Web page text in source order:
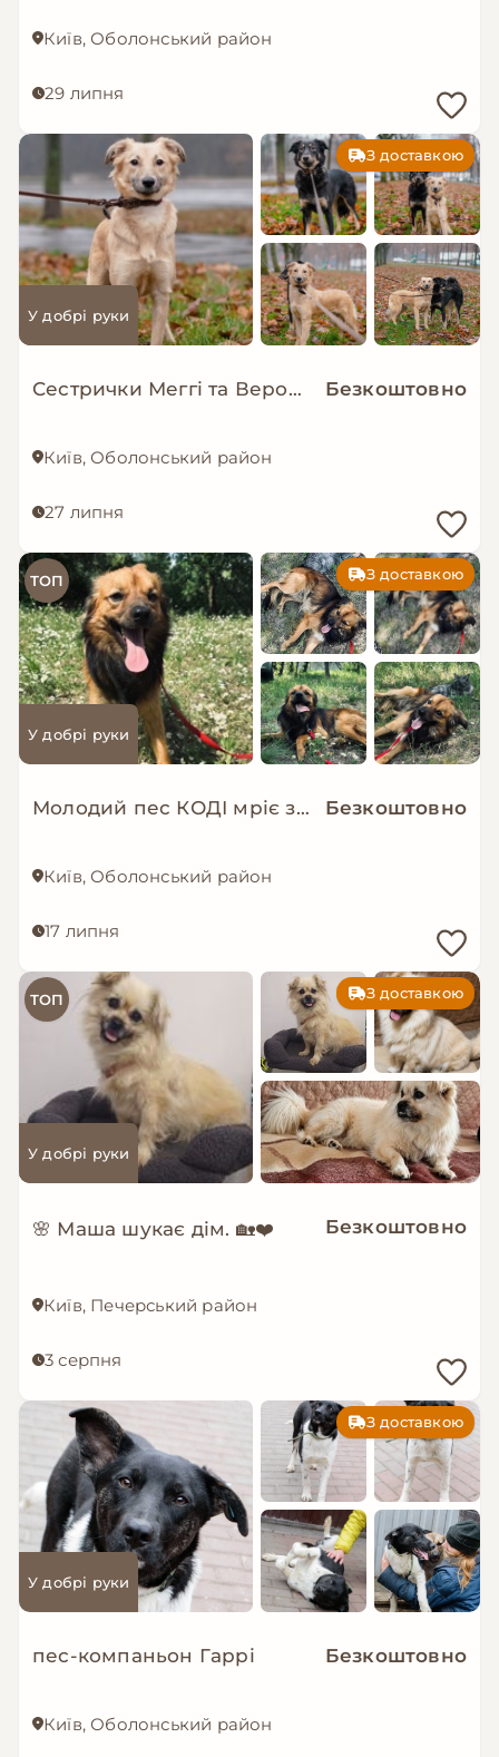
Київ, Оболонський район
29 липня
З доставкою
У добрі руки
Сестрички Меггі та Верона мріють про родину! Безкоштовно
Київ, Оболонський район
27 липня
ТОП З доставкою
У добрі руки
Молодий пес КОДІ мріє знову стати домашнім! Безкоштовно
Київ, Оболонський район
17 липня
ТОП З доставкою
У добрі руки
🌸 Маша шукає дім. 🏡❤️ Безкоштовно
Київ, Печерський район
3 серпня
З доставкою
У добрі руки
пес-компаньон Гаррі Безкоштовно
Київ, Оболонський район